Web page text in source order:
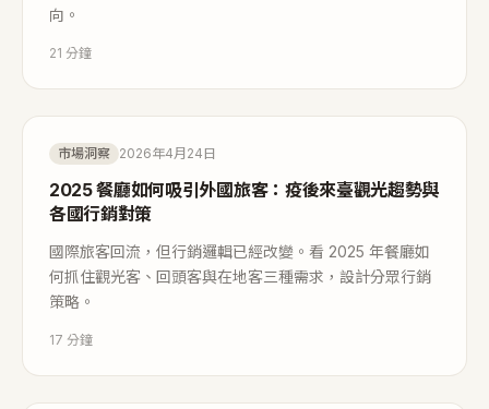
向。
21 分鐘
市場洞察 2026年4月24日
2025 餐廳如何吸引外國旅客：疫後來臺觀光趨勢與
各國行銷對策
國際旅客回流，但行銷邏輯已經改變。看 2025 年餐廳如
何抓住觀光客、回頭客與在地客三種需求，設計分眾行銷
策略。
17 分鐘